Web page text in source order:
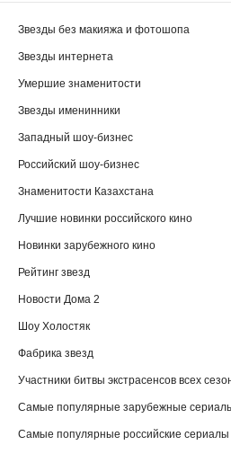
Звезды без макияжа и фотошопа
Звезды интернета
Умершие знаменитости
Звезды именинники
Западный шоу-бизнес
Российский шоу-бизнес
Знаменитости Казахстана
Лучшие новинки российского кино
Новинки зарубежного кино
Рейтинг звезд
Новости Дома 2
Шоу Холостяк
Фабрика звезд
Участники битвы экстрасенсов всех
Самые популярные зарубежные
Самые популярные российские сериалы